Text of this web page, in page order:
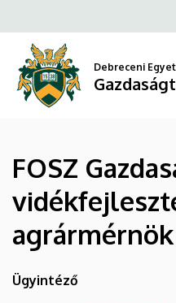
Gazdasági
és
vidékfejlesztési
agrármérnök
Kar
a
tartalomra
Debreceni
FOSZ
agrármérnök
Ügyintéző